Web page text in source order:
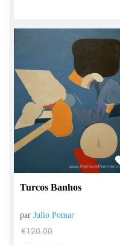
Turcos Banhos
parJulio Pomar
€120.00